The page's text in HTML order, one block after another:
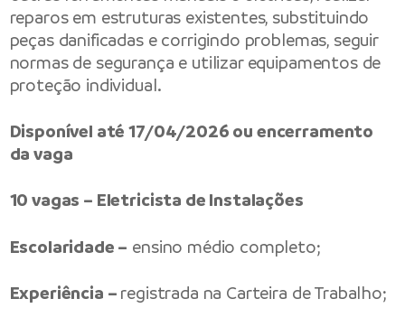
reparos em estruturas existentes, substituindo
peças danificadas e corrigindo problemas, seguir
normas de segurança e utilizar equipamentos de
proteção individual.
Disponível até 17/04/2026 ou encerramento
da vaga
10 vagas – Eletricista de Instalações
Escolaridade – ensino médio completo;
Experiência – registrada na Carteira de Trabalho;